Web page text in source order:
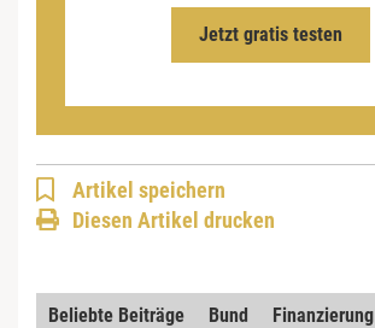
Jetzt gratis testen
Artikel speichern
Diesen Artikel drucken
Beliebte Beiträge Bund
Finanzierung